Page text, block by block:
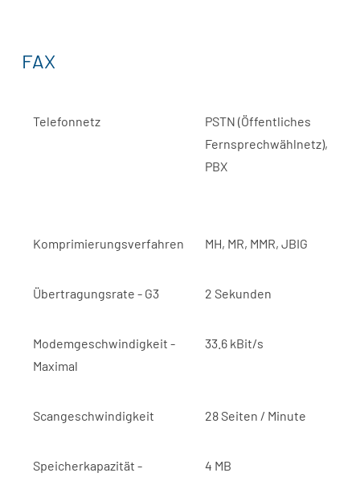
FAX
Telefonnetz
PSTN (Öffentliches
Fernsprechwählnetz),
PBX
Komprimierungsverfahren MH, MR, MMR, JBIG
Übertragungsrate - G3 2 Sekunden
Modemgeschwindigkeit -
Maximal
33.6 kBit/s
Scangeschwindigkeit 28 Seiten / Minute
Speicherkapazität -
4 MB